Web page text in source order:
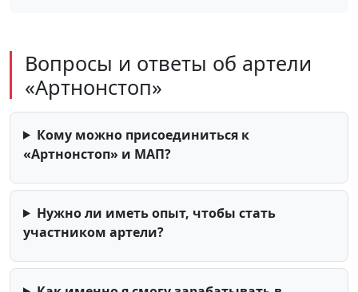
Вопросы и ответы об артели
«Артнонстоп»
Кому можно присоединиться к
«Артнонстоп» и МАП?
Нужно ли иметь опыт, чтобы стать
участником артели?